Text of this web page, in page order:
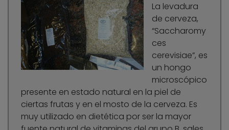
La levadura
de cerveza,
“Saccharomy
ces
cerevisiae”, es
un hongo
microscópico
presente en estado natural en la piel de
ciertas frutas y en el mosto de la cerveza. Es
muy utilizado en dietética por ser la mayor